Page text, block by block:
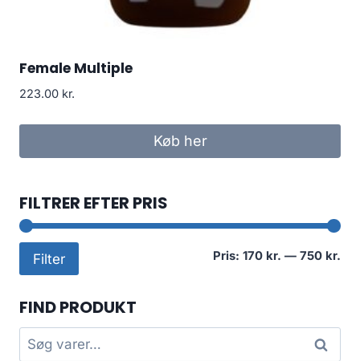
Female Multiple
223.00 kr.
Køb her
FILTRER EFTER PRIS
Filter Pris: 170 kr. — 750 kr.
FIND PRODUKT
Søg
Søg